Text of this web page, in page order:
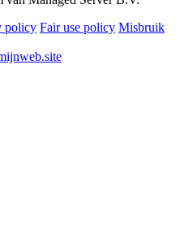
policy Fair use policy Misbruik